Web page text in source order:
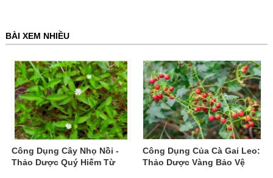
BÀI XEM NHIỀU
Công Dụng Cây Nhọ Nồi -
Thảo Dược Quý Hiếm Từ
Công Dụng Của Cà Gai Leo:
Thảo Dược Vàng Bảo Vệ